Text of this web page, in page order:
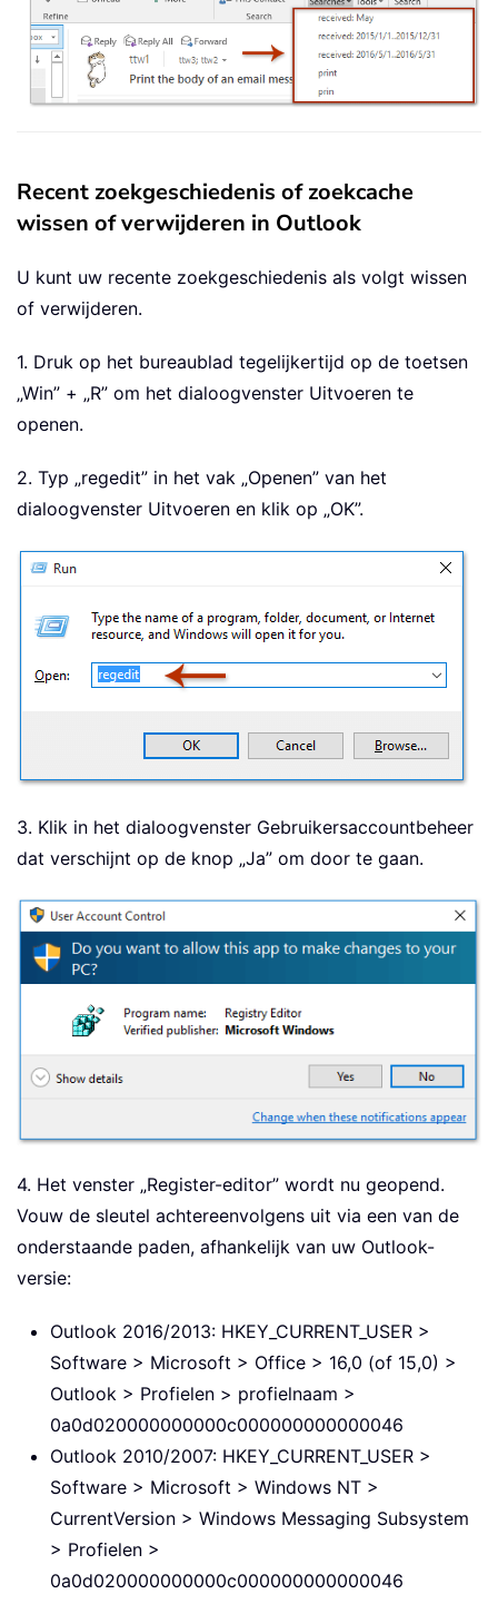
Recent zoekgeschiedenis of zoekcache
wissen of verwijderen in Outlook
U kunt uw recente zoekgeschiedenis als volgt wissen
of verwijderen.
1. Druk op het bureaublad tegelijkertijd op de toetsen
„Win” + „R” om het dialoogvenster Uitvoeren te
openen.
2. Typ „regedit” in het vak „Openen” van het
dialoogvenster Uitvoeren en klik op „OK”.
3. Klik in het dialoogvenster Gebruikersaccountbeheer
dat verschijnt op de knop „Ja” om door te gaan.
4. Het venster „Register-editor” wordt nu geopend.
Vouw de sleutel achtereenvolgens uit via een van de
onderstaande paden, afhankelijk van uw Outlook-
versie:
Outlook 2016/2013: HKEY_CURRENT_USER >
Software > Microsoft > Office > 16,0 (of 15,0) >
Outlook > Profielen > profielnaam >
0a0d020000000000c000000000000046
Outlook 2010/2007: HKEY_CURRENT_USER >
Software > Microsoft > Windows NT >
CurrentVersion > Windows Messaging Subsystem
> Profielen >
0a0d020000000000c000000000000046